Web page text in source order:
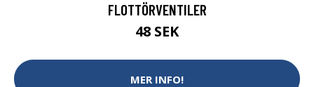
FLOTTÖRVENTILER
48 SEK
MER INFO!